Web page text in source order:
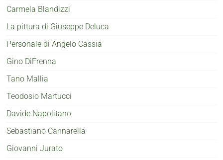
Carmela Blandizzi
La pittura di Giuseppe Deluca
Personale di Angelo Cassia
Gino DiFrenna
Tano Mallia
Teodosio Martucci
Davide Napolitano
Sebastiano Cannarella
Giovanni Jurato